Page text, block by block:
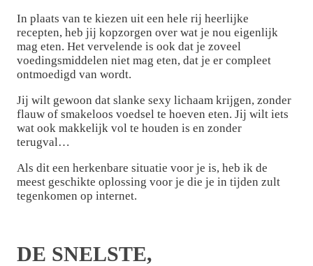
In plaats van te kiezen uit een hele rij heerlijke
recepten, heb jij kopzorgen over wat je nou eigenlijk
mag eten. Het vervelende is ook dat je zoveel
voedingsmiddelen niet mag eten, dat je er compleet
ontmoedigd van wordt.
Jij wilt gewoon dat slanke sexy lichaam krijgen, zonder
flauw of smakeloos voedsel te hoeven eten. Jij wilt iets
wat ook makkelijk vol te houden is en zonder
terugval…
Als dit een herkenbare situatie voor je is, heb ik de
meest geschikte oplossing voor je die je in tijden zult
tegenkomen op internet.
DE SNELSTE,